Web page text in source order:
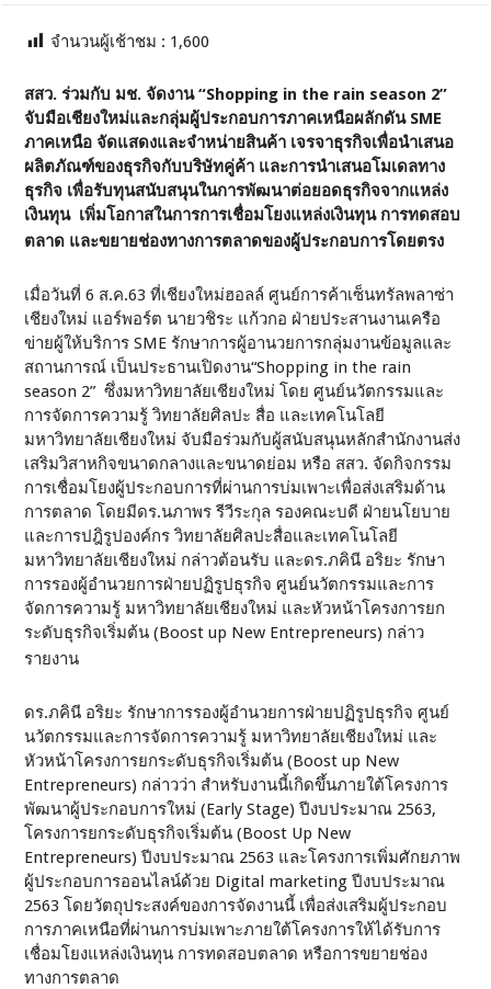
จำนวนผู้เช้าชม : 1,600
สสว. ร่วมกับ มช. จัดงาน “Shopping in the rain season 2”
จับมือเชียงใหม่และกลุ่มผู้ประกอบการภาคเหนือผลักดัน SME
ภาคเหนือจัดแสดงและจำหน่ายสินค้า เจรจาธุรกิจเพื่อนำเสนอ
ผลิตภัณฑ์ของธุรกิจกับบริษัทคู่ค้า และการนำเสนอโมเดลทาง
ธุรกิจ เพื่อรับทุนสนับสนุนในการพัฒนาต่อยอดธุรกิจจากแหล่ง
เงินทุน เพิ่มโอกาสในการการเชื่อมโยงแหล่งเงินทุน การทดสอบ
ตลาด และขยายช่องทางการตลาดของผู้ประกอบการโดยตรง
เมื่อวันที่ 6 ส.ค.63 ที่เชียงใหม่ฮอลล์ ศูนย์การค้าเซ็นทรัลพลาซ่า
เชียงใหม่ แอร์พอร์ต นายวชิระ แก้วกอ ฝ่ายประสานงานเครือ
ข่ายผู้ให้บริการ SME รักษาการผู้อานวยการกลุ่มงานข้อมูลและ
สถานการณ์ เป็นประธานเปิดงาน“Shopping in the rain
season 2” ซึ่งมหาวิทยาลัยเชียงใหม่ โดย ศูนย์นวัตกรรมและ
การจัดการความรู้ วิทยาลัยศิลปะ สื่อ และเทคโนโลยี
มหาวิทยาลัยเชียงใหม่ จับมือร่วมกับผู้สนับสนุนหลักสำนักงานส่ง
เสริมวิสาหกิจขนาดกลางและขนาดย่อม หรือ สสว. จัดกิจกรรม
การเชื่อมโยงผู้ประกอบการที่ผ่านการบ่มเพาะเพื่อส่งเสริมด้าน
การตลาด โดยมีดร.นภาพร รีวีระกุล รองคณะบดี ฝ่ายนโยบาย
และการปฎิรูปองค์กร วิทยาลัยศิลปะสื่อและเทคโนโลยี
มหาวิทยาลัยเชียงใหม่ กล่าวต้อนรับ และดร.ภคินี อริยะ รักษา
การรองผู้อำนวยการฝ่ายปฏิรูปธุรกิจ ศูนย์นวัตกรรมและการ
จัดการความรู้ มหาวิทยาลัยเชียงใหม่ และหัวหน้าโครงการยก
ระดับธุรกิจเริ่มต้น (Boost up New Entrepreneurs) กล่าว
รายงาน
ดร.ภคินี อริยะ รักษาการรองผู้อำนวยการฝ่ายปฏิรูปธุรกิจ ศูนย์
นวัตกรรมและการจัดการความรู้ มหาวิทยาลัยเชียงใหม่ และ
หัวหน้าโครงการยกระดับธุรกิจเริ่มต้น (Boost up New
Entrepreneurs) กล่าวว่า สำหรับงานนี้เกิดขึ้นภายใต้โครงการ
พัฒนาผู้ประกอบการใหม่ (Early Stage) ปีงบประมาณ 2563,
โครงการยกระดับธุรกิจเริ่มต้น (Boost Up New
Entrepreneurs) ปีงบประมาณ 2563 และโครงการเพิ่มศักยภาพ
ผู้ประกอบการออนไลน์ด้วย Digital marketing ปีงบประมาณ
2563 โดยวัตถุประสงค์ของการจัดงานนี้ เพื่อส่งเสริมผู้ประกอบ
การภาคเหนือที่ผ่านการบ่มเพาะภายใต้โครงการให้ได้รับการ
เชื่อมโยงแหล่งเงินทุน การทดสอบตลาด หรือการขยายช่อง
ทางการตลาด